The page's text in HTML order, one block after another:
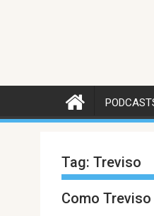
Tag: Treviso
Como